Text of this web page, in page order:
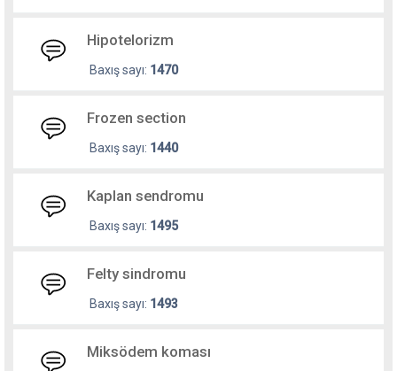
Hipotelorizm
Baxış sayı: 1470
Frozen section
Baxış sayı: 1440
Kaplan sendromu
Baxış sayı: 1495
Felty sindromu
Baxış sayı: 1493
Miksödem koması